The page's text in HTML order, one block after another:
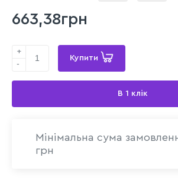
663,38грн
+
-
Купити
В 1 клік
Мінімальна сума
грн